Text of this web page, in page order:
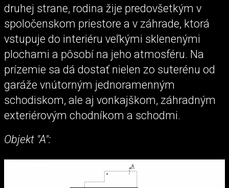
druhej strane, rodina žije predovšetkým v
spoločenskom priestore a v záhrade, ktorá
vstupuje do interiéru veľkými sklenenými
plochami a pôsobí na jeho atmosféru. Na
prízemie sa dá dostať nielen zo suterénu od
garáže vnútorným jednoramenným
schodiskom, ale aj vonkajškom, záhradným
exteriérovým chodníkom a schodmi.
Objekt "A":